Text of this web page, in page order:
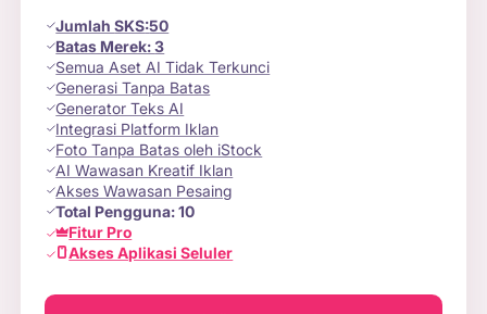
JumlahSKS:50
Batas Merek:3
Semua Aset AI Tidak Terkunci
Generasi Tanpa Batas
Generator Teks AI
Integrasi Platform Iklan
Foto Tanpa Batas oleh iStock
AI Wawasan Kreatif Iklan
Akses Wawasan Pesaing
Total Pengguna:10
Fitur Pro
Akses Aplikasi Seluler